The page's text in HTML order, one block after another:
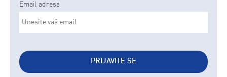
Email adresa
PRIJAVITE SE